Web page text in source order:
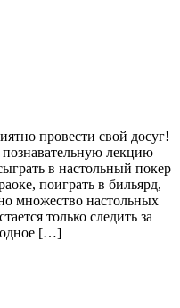
провести свой досуг!
лекцию
в настольный покер
поиграть в бильярд,
множество настольных
только следить за
[…]